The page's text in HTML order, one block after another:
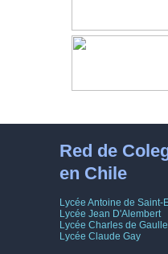
Red de
en Chile
Lycée Antoine de Saint-
Lycée Jean D'Alembert
Lycée Charles de Gaulle
Lycée Claude Gay